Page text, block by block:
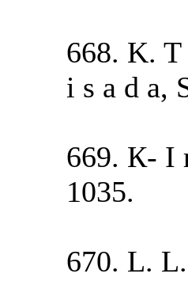
668. K.
і s a d a,
669. К- I
1035.
670. L.